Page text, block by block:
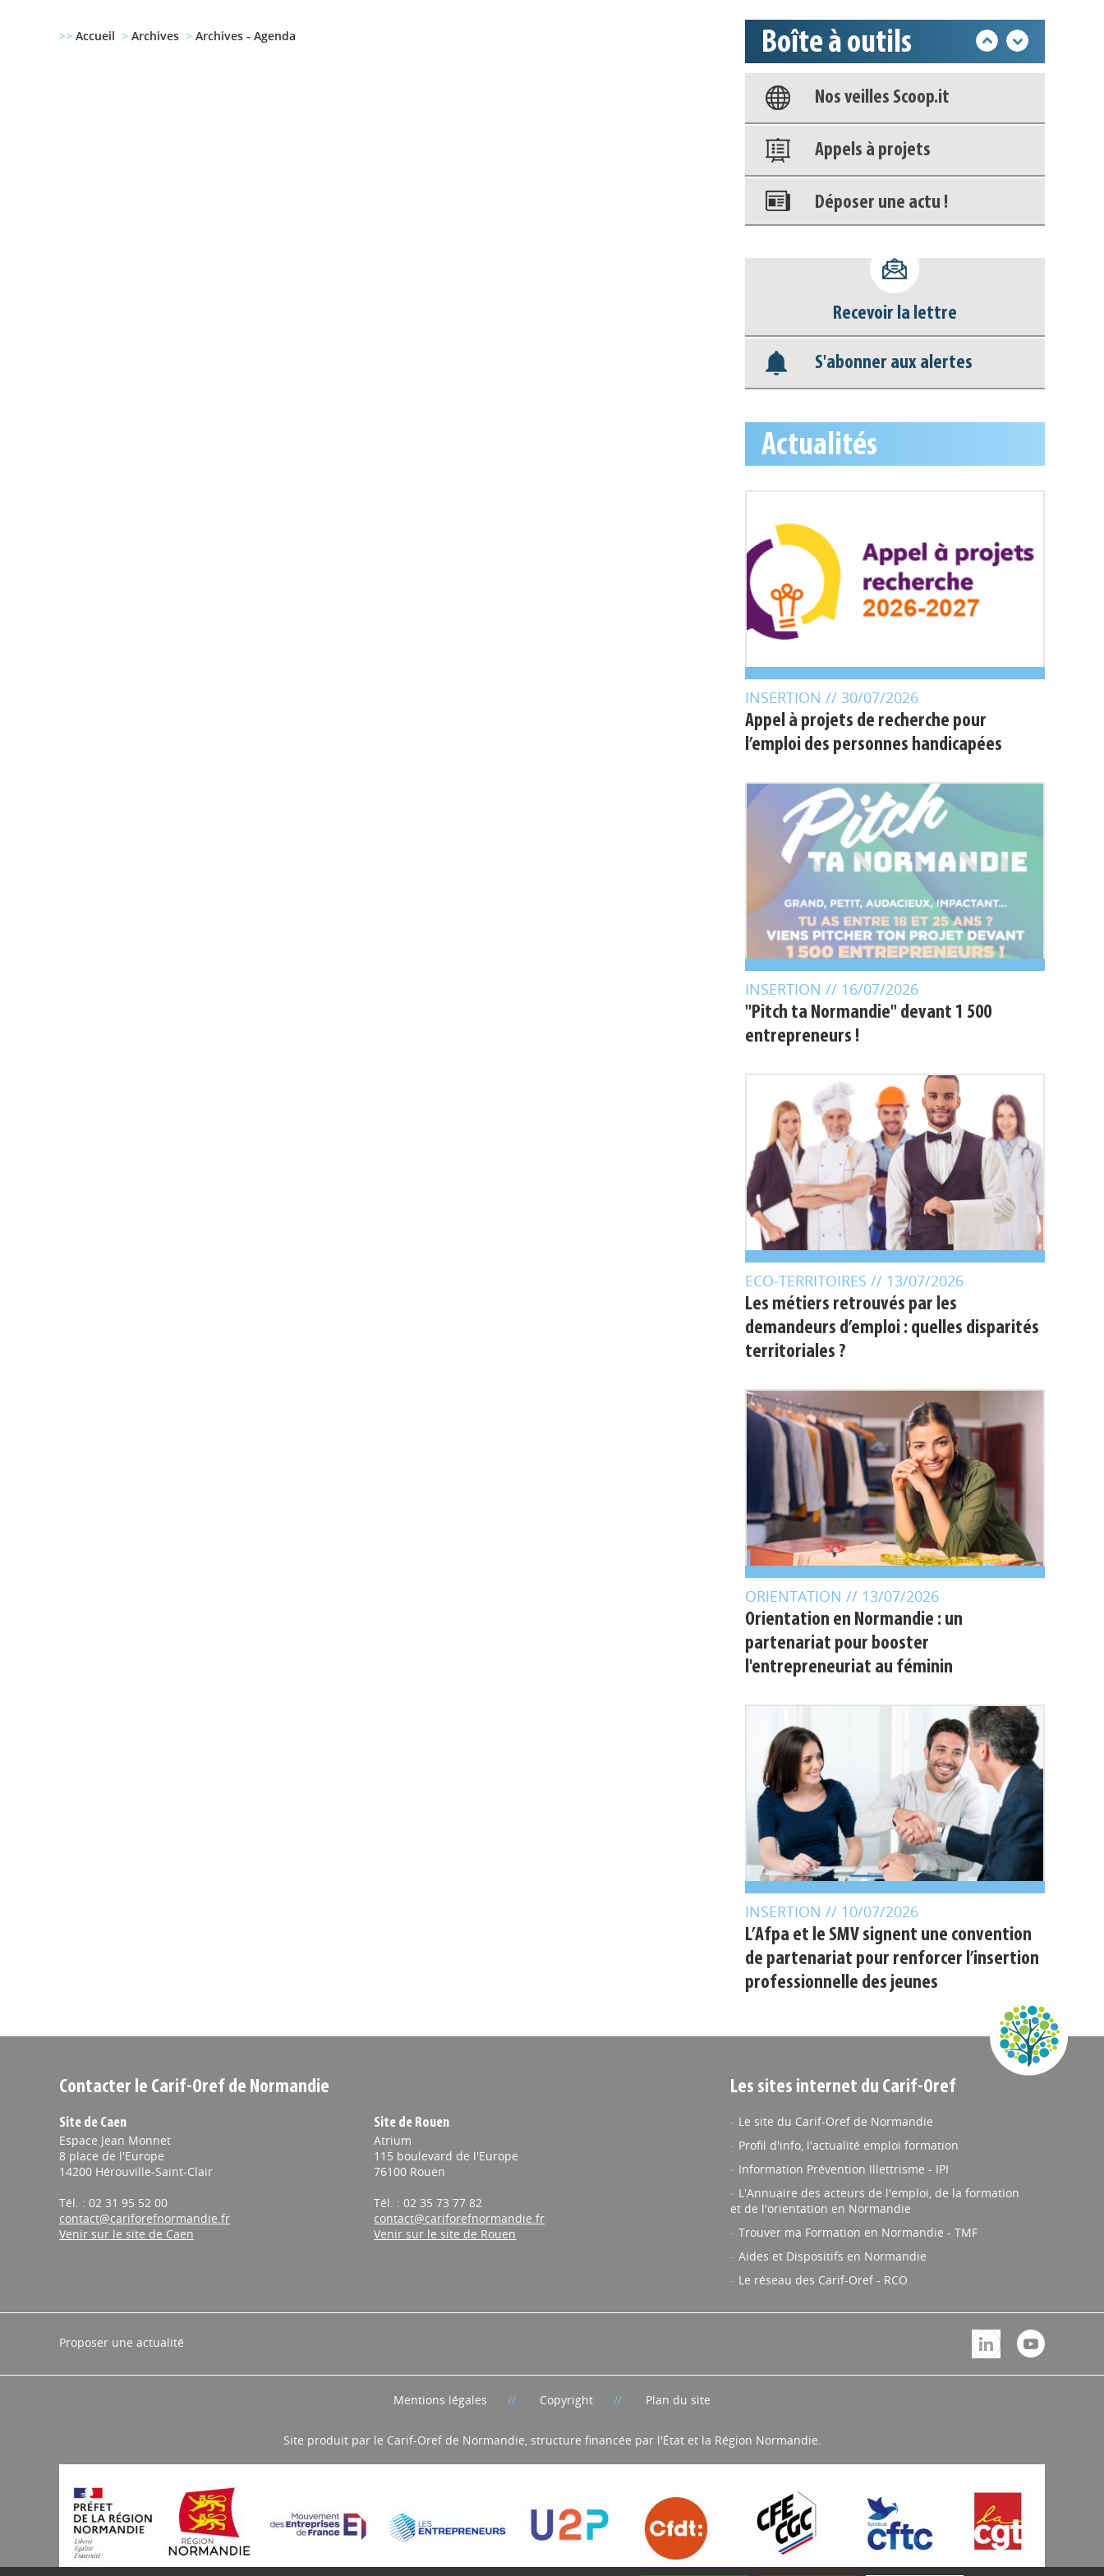
>> Accueil > Archives > Archives - Agenda Boîte à outils
Base documentaire
Nos veilles Scoop.it
Appels à projets
Déposer une actu !
déconnecter)
Base documentaire
Nos veilles Scoop.it
Appels à projets
Recevoir la lettre
S'abonner aux alertes
Actualités
INSERTION // 30/07/2026
Appel à projets de recherche pour
l’emploi des personnes handicapées
INSERTION // 16/07/2026
"Pitch ta Normandie" devant 1 500
entrepreneurs !
ECO-TERRITOIRES // 13/07/2026
Les métiers retrouvés par les
demandeurs d’emploi : quelles disparités
territoriales ?
ORIENTATION // 13/07/2026
Orientation en Normandie : un
partenariat pour booster
l'entrepreneuriat au féminin
INSERTION // 10/07/2026
L’Afpa et le SMV signent une convention
de partenariat pour renforcer l’insertion
professionnelle des jeunes
Contacter le Carif-Oref de Normandie
Site de Caen
Espace Jean Monnet
8 place de l'Europe
14200 Hérouville-Saint-Clair
Tél. : 02 31 95 52 00
contact@cariforefnormandie.fr
Venir sur le site de Caen
Site de Rouen
Atrium
115 boulevard de l'Europe
76100 Rouen
Tél. : 02 35 73 77 82
contact@cariforefnormandie.fr
Venir sur le site de Rouen
Les sites internet du Carif-Oref
Le site du Carif-Oref de Normandie
Profil d'info, l'actualité emploi formation
Information Prévention Illettrisme - IPI
L'Annuaire des acteurs de l'emploi, de la formation
et de l'orientation en Normandie
Trouver ma Formation en Normandie - TMF
Aides et Dispositifs en Normandie
Le réseau des Carif-Oref - RCO
Proposer une actualité
Mentions légales Copyright Plan du site
Site produit par le Carif-Oref de Normandie, structure financée par l'État et la Région Normandie.